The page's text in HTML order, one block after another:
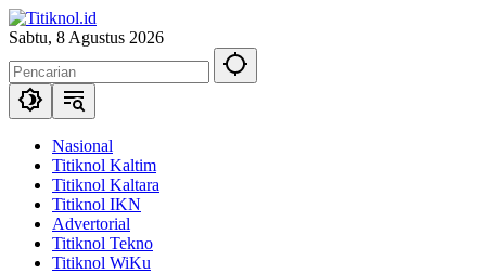
Langsung
ke
Sabtu, 8 Agustus 2026
Nasional
Titiknol Kaltim
Titiknol Kaltara
Titiknol IKN
Advertorial
Titiknol Tekno
Titiknol WiKu